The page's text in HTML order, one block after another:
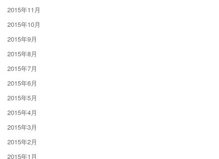
2015年11月
2015年10月
2015年9月
2015年8月
2015年7月
2015年6月
2015年5月
2015年4月
2015年3月
2015年2月
2015年1月